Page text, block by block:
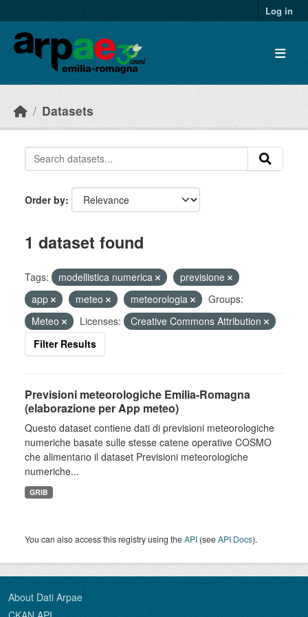
Log in
Datasets
Order by
1 dataset found
Tags: modellistica numerica
previsione
app
meteo meteorologia
Groups:
Meteo
Licenses:
Creative Commons Attribution
Filter Results
Previsioni meteorologiche Emilia-Romagna
(elaborazione per App meteo)
Questo dataset contiene dati di previsioni meteorologiche
numeriche basate sulle stesse catene operative COSMO
che alimentano il dataset Previsioni meteorologiche
numeriche...
GRIB
You can also access this registry using theAPI (seeAPI Docs).
About Dati Arpae